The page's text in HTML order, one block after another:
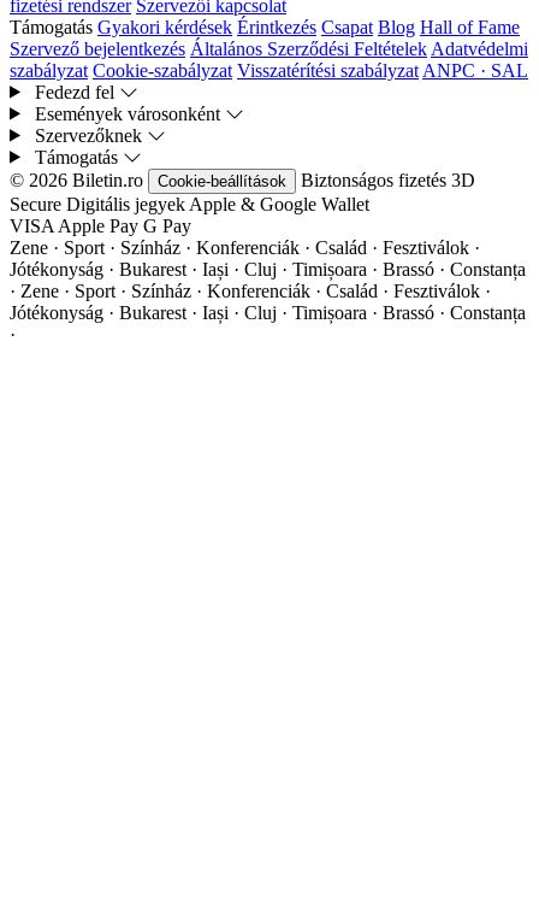
fizetési rendszer Szervezői kapcsolat
Támogatás Gyakori kérdések Érintkezés Csapat Blog Hall of Fame
Szervező bejelentkezés Általános Szerződési Feltételek Adatvédelmi
szabályzat Cookie-szabályzat Visszatérítési szabályzat ANPC · SAL
Fedezd fel
Események városonként
Szervezőknek
Támogatás
© 2026 Biletin.ro
Cookie-beállítások Biztonságos fizetés 3D
Secure Digitális jegyek Apple & Google Wallet
VISA Apple Pay G Pay
Zene · Sport · Színház · Konferenciák · Család · Fesztiválok ·
Jótékonyság · Bukarest · Iași · Cluj · Timișoara · Brassó · Constanța
· Zene · Sport · Színház · Konferenciák · Család · Fesztiválok ·
Jótékonyság · Bukarest · Iași · Cluj · Timișoara · Brassó · Constanța
·